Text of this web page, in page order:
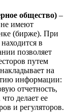
общество) –
не имеют
(бирже). При
в
позволяет
путем
на
информации:
отчетность,
делает ее
и регуляторов.